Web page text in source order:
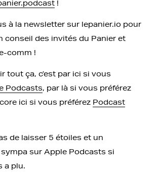
!
à la newsletter sur lepanier.io pour
conseil des invités du Panier et
comm !
tout ça, c’est par ici si vous
Podcasts, par là si vous préférez
ici si vous préférez Podcast
de laisser 5 étoiles et un
sur Apple Podcasts si
a plu.